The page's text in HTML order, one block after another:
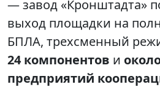
— завод «Кронштадта»
выход площадки на
БПЛА, трехсменный
24 компонентов и
предприятий